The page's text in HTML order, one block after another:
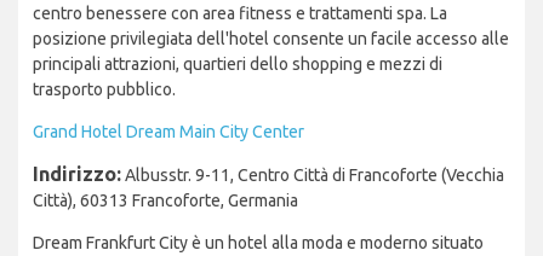
centro benessere con area fitness e trattamenti spa. La
posizione privilegiata dell'hotel consente un facile accesso alle
principali attrazioni, quartieri dello shopping e mezzi di
trasporto pubblico.
Grand Hotel Dream Main City Center
Indirizzo:Albusstr. 9-11, Centro Città di Francoforte (Vecchia
Città), 60313 Francoforte, Germania
Dream Frankfurt City è un hotel alla moda e moderno situato